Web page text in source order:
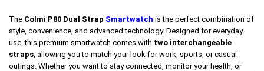
The Colmi P80 Dual Strap Smartwatch is the perfect combination of
style, convenience, and advanced technology. Designed for everyday
use, this premium smartwatch comes with two interchangeable
straps, allowing you to match your look for work, sports, or casual
outings. Whether you want to stay connected, monitor your health, or